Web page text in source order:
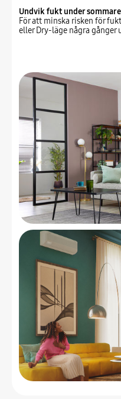
Undvik fukt under
För att minska risken för
eller Dry-läge några gånger